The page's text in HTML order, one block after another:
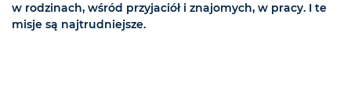
w rodzinach, wśród przyjaciół i znajomych, w pracy. I te
misje są najtrudniejsze.